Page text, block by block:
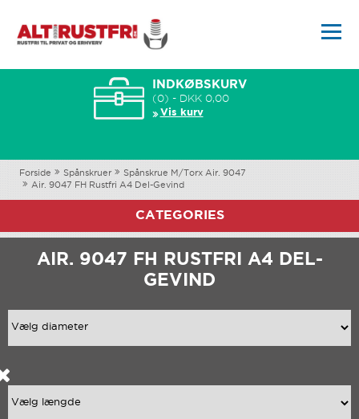
INDKØBSKURV
(0) - DKK 0,00
Vis kurv
Forside Spånskruer
Spånskrue M/Torx Air. 9047
Air. 9047 FH Rustfri A4 Del-Gevind
CATEGORIES
AIR. 9047 FH RUSTFRI A4 DEL-
GEVIND